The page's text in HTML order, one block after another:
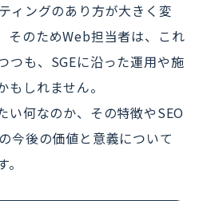
ィングのあり方が大きく変
そのためWeb担当者は、これ
つも、SGEに沿った運用や施
しれません。
い何なのか、その特徴やSEO
今後の価値と意義について